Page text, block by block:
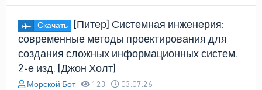
Скачать
[Питер] Системная инженерия:
современные методы проектирования для
создания сложных информационных систем.
2-е изд. [Джон Холт]
А
Морской Бот 123
Д
03.07.26